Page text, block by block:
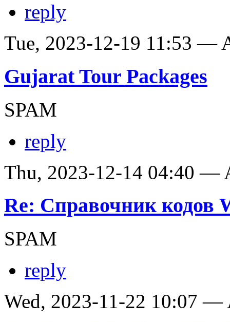
reply
Tue, 2023-12-19 11:53 —
Gujarat Tour Packages
SPAM
reply
Thu, 2023-12-14 04:40 —
Re: Справочник кодов
SPAM
reply
Wed, 2023-11-22 10:07 —